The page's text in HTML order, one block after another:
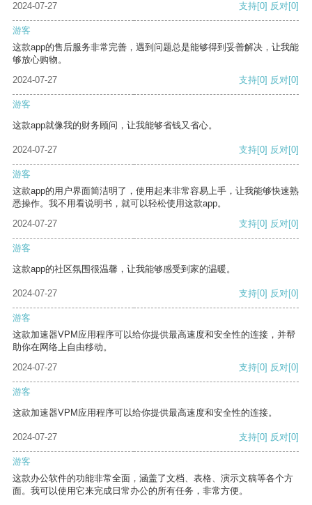
2024-07-27 支持[0] 反对[0]
游客
这款app的售后服务非常完善，遇到问题总是能够得到妥善解决，让我能
够放心购物。
2024-07-27
支持[0] 反对[0]
游客
这款app就像我的财务顾问，让我能够省钱又省心。
2024-07-27 支持[0] 反对[0]
游客
这款app的用户界面简洁明了，使用起来非常容易上手，让我能够快速熟
悉操作。我不用看说明书，就可以轻松使用这款app。
2024-07-27
支持[0] 反对[0]
游客
这款app的社区氛围很温馨，让我能够感受到家的温暖。
2024-07-27 支持[0] 反对[0]
游客
这款加速器VPM应用程序可以给你提供最高速度和安全性的连接，并帮
助你在网络上自由移动。
2024-07-27
支持[0] 反对[0]
游客
这款加速器VPM应用程序可以给你提供最高速度和安全性的连接。
2024-07-27 支持[0] 反对[0]
游客
这款办公软件的功能非常全面，涵盖了文档、表格、演示文稿等各个方
面。我可以使用它来完成日常办公的所有任务，非常方便。